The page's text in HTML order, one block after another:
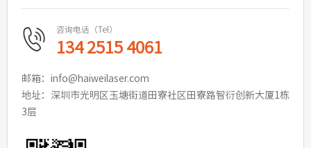
咨询电话（Tel）
134 2515 4061
邮箱：info@haiweilaser.com
地址：深圳市光明区玉塘街道田寮社区田寮路智衍创新大厦1栋
3层